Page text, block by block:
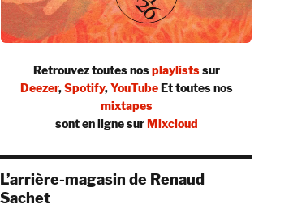
Retrouvez toutes nosplaylistssur
Deezer,Spotify,YouTubeEt toutes nos
mixtapes
sont en ligne surMixcloud
L’arrière-magasin de Renaud
Sachet